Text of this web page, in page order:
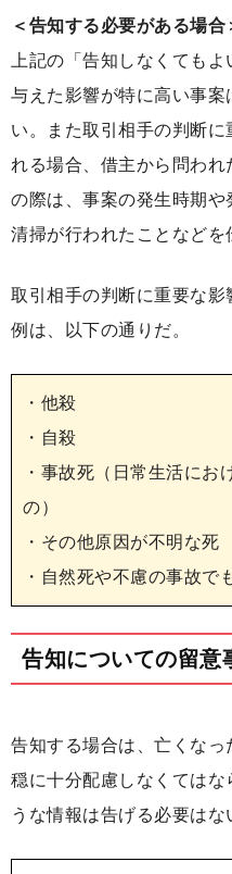
＜告知する必要がある場合
上記の「告知しなくても
与えた影響が特に高い事
い。また取引相手の判断
れる場合、借主から問わ
の際は、事案の発生時期
清掃が行われたことなどを
取引相手の判断に重要な
例は、以下の通りだ。
・他殺
・自殺
・事故死（日常生活にお
の）
・その他原因が不明な死
・自然死や不慮の事故で
告知についての留意
告知する場合は、亡くな
穏に十分配慮しなくてはな
うな情報は告げる必要はな